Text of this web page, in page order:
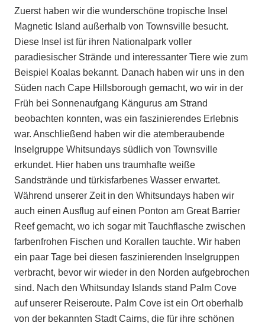
Zuerst haben wir die wunderschöne tropische Insel
Magnetic Island außerhalb von Townsville besucht.
Diese Insel ist für ihren Nationalpark voller
paradiesischer Strände und interessanter Tiere wie zum
Beispiel Koalas bekannt. Danach haben wir uns in den
Süden nach Cape Hillsborough gemacht, wo wir in der
Früh bei Sonnenaufgang Kängurus am Strand
beobachten konnten, was ein faszinierendes Erlebnis
war. Anschließend haben wir die atemberaubende
Inselgruppe Whitsundays südlich von Townsville
erkundet. Hier haben uns traumhafte weiße
Sandstrände und türkisfarbenes Wasser erwartet.
Während unserer Zeit in den Whitsundays haben wir
auch einen Ausflug auf einen Ponton am Great Barrier
Reef gemacht, wo ich sogar mit Tauchflasche zwischen
farbenfrohen Fischen und Korallen tauchte. Wir haben
ein paar Tage bei diesen faszinierenden Inselgruppen
verbracht, bevor wir wieder in den Norden aufgebrochen
sind. Nach den Whitsunday Islands stand Palm Cove
auf unserer Reiseroute. Palm Cove ist ein Ort oberhalb
von der bekannten Stadt Cairns, die für ihre schönen